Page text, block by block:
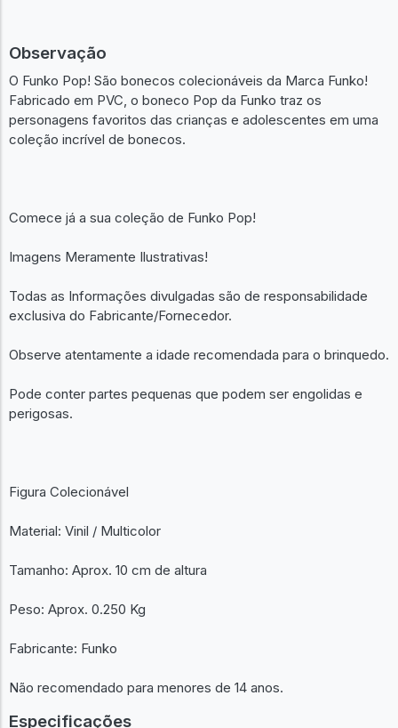
Observação
O Funko Pop! São bonecos colecionáveis da Marca Funko!
Fabricado em PVC, o boneco Pop da Funko traz os
personagens favoritos das crianças e adolescentes em uma
coleção incrível de bonecos.
Comece já a sua coleção de Funko Pop!
Imagens Meramente Ilustrativas!
Todas as Informações divulgadas são de responsabilidade
exclusiva do Fabricante/Fornecedor.
Observe atentamente a idade recomendada para o brinquedo.
Pode conter partes pequenas que podem ser engolidas e
perigosas.
Figura Colecionável
Material: Vinil / Multicolor
Tamanho: Aprox. 10 cm de altura
Peso: Aprox. 0.250 Kg
Fabricante: Funko
Não recomendado para menores de 14 anos.
Especificações